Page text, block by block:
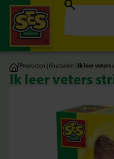
|Producten | Knutselen | Ik leer veters
Ik leer veters